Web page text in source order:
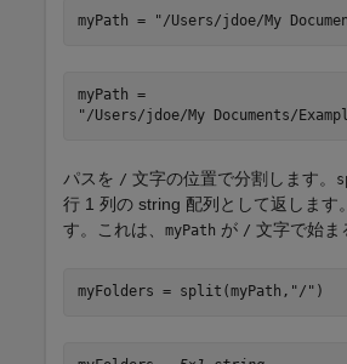
myPath = "/Users/jdoe/My
myPath =
パスを / 文字の位置で分割します。
行 1 列の string 配列として返します
す。これは、 myPath が / 文字で始ま
myFolders = split(myPath, "/" )